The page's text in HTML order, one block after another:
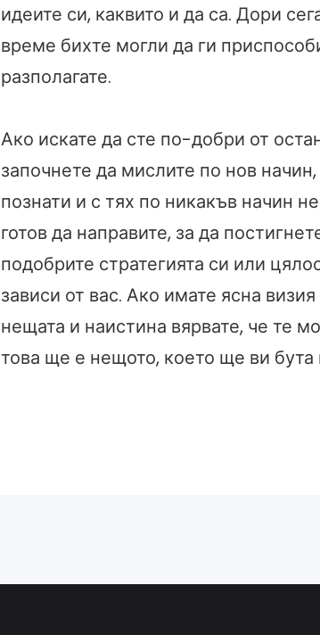
идеите си, каквито и да са. Дори
време бихте могли да ги
разполагате.
Ако искате да сте по-добри от
започнете да мислите по нов
познати и с тях по никакъв начин
готов да направите, за да
подобрите стратегията си или
зависи от вас. Ако имате ясна
нещата и наистина вярвате, че те
това ще е нещото, което ще ви бута